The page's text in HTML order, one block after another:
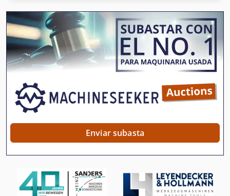
Rectificadora De Cigüeñal
Rectificadora De Cilindro
Rectificadora De Cincel
Rectificadora De Cuchilla De Cepillo
Rectificadora De Culata
Rectificadora De Discos
Rectificadora De Eje
Rectificadora De Mano
Enviar subasta